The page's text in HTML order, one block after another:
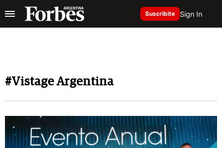
Suscribite Sign In
#Vistage Argentina